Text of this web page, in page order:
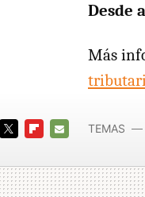
Desde
Más
MAIL
TEMAS